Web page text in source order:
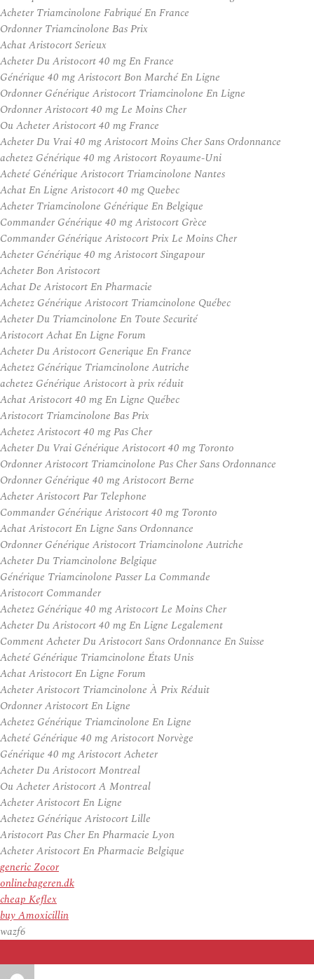
Acheter Triamcinolone Fabriqué En France
Ordonner Triamcinolone Bas Prix
Achat Aristocort Serieux
Acheter Du Aristocort 40 mg En France
Générique 40 mg Aristocort Bon Marché En Ligne
Ordonner Générique Aristocort Triamcinolone En Ligne
Ordonner Aristocort 40 mg Le Moins Cher
Ou Acheter Aristocort 40 mg France
Acheter Du Vrai 40 mg Aristocort Moins Cher Sans Ordonnance
achetez Générique 40 mg Aristocort Royaume-Uni
Acheté Générique Aristocort Triamcinolone Nantes
Achat En Ligne Aristocort 40 mg Quebec
Acheter Triamcinolone Générique En Belgique
Commander Générique 40 mg Aristocort Grèce
Commander Générique Aristocort Prix Le Moins Cher
Acheter Générique 40 mg Aristocort Singapour
Acheter Bon Aristocort
Achat De Aristocort En Pharmacie
Achetez Générique Aristocort Triamcinolone Québec
Acheter Du Triamcinolone En Toute Securité
Aristocort Achat En Ligne Forum
Acheter Du Aristocort Generique En France
Achetez Générique Triamcinolone Autriche
achetez Générique Aristocort à prix réduit
Achat Aristocort 40 mg En Ligne Québec
Aristocort Triamcinolone Bas Prix
Achetez Aristocort 40 mg Pas Cher
Acheter Du Vrai Générique Aristocort 40 mg Toronto
Ordonner Aristocort Triamcinolone Pas Cher Sans Ordonnance
Ordonner Générique 40 mg Aristocort Berne
Acheter Aristocort Par Telephone
Commander Générique Aristocort 40 mg Toronto
Achat Aristocort En Ligne Sans Ordonnance
Ordonner Générique Aristocort Triamcinolone Autriche
Acheter Du Triamcinolone Belgique
Générique Triamcinolone Passer La Commande
Aristocort Commander
Achetez Générique 40 mg Aristocort Le Moins Cher
Acheter Du Aristocort 40 mg En Ligne Legalement
Comment Acheter Du Aristocort Sans Ordonnance En Suisse
Acheté Générique Triamcinolone États Unis
Achat Aristocort En Ligne Forum
Acheter Aristocort Triamcinolone À Prix Réduit
Ordonner Aristocort En Ligne
Achetez Générique Triamcinolone En Ligne
Acheté Générique 40 mg Aristocort Norvège
Générique 40 mg Aristocort Acheter
Acheter Du Aristocort Montreal
Ou Acheter Aristocort A Montreal
Acheter Aristocort En Ligne
Achetez Générique Aristocort Lille
Aristocort Pas Cher En Pharmacie Lyon
Acheter Aristocort En Pharmacie Belgique
generic Zocor
onlinebageren.dk
cheap Keflex
buy Amoxicillin
wazf6